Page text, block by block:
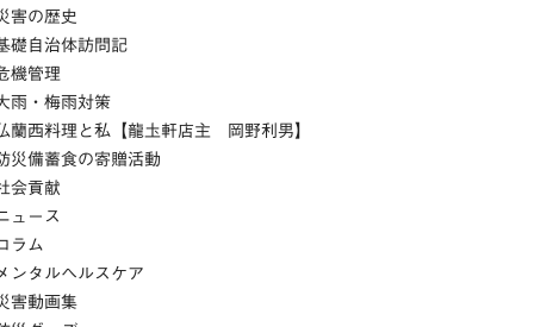
害の歴史
礎自治体訪問記
機管理
雨・梅雨対策
蘭西料理と私【龍圡軒店主 岡野利男】
災備蓄食の寄贈活動
会貢献
ュース
ラム
ンタルヘルスケア
害動画集